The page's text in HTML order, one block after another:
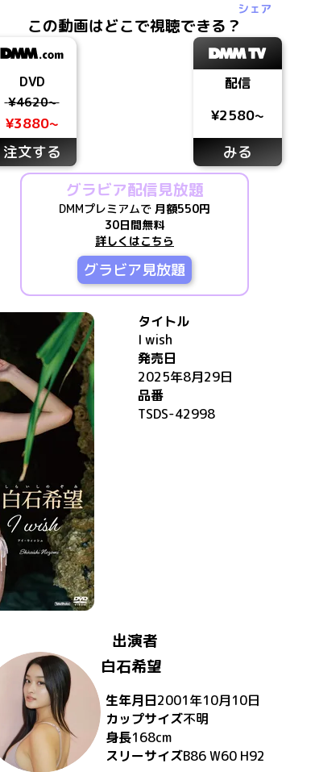
シェア
この動画はどこで視聴できる？
DVD
¥4620~
¥3880~
注文する
配信
¥2580~
みる
グラビア配信見放題
DMMプレミアムで 月額550円
30日間無料
詳しくはこちら
グラビア見放題
タイトル
I wish
発売日
2025年8月29日
品番
TSDS-42998
出演者
白石希望
生年月日2001年10月10日
カップサイズ不明
身長168cm
スリーサイズB86 W60 H92